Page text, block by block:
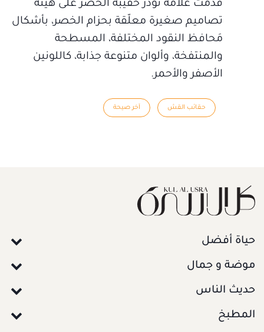
قدمت علامة تودز حقيبة الخصر على هيئة
تصاميم صغيرة معلّقة بحزام الخصر، بأشكال
مَحافظ النقود المختلفة، المسطحة
والمنتفخة، وألوان متنوعة جذابة، كاللونين
الأصفر والأحمر.
حقائب القش آخر صيحة
حياة أفضل
موضة و جمال
حديث الناس
المطبخ